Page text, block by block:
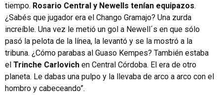
tiempo. Rosario Central y Newells tenían equipazos.
¿Sabés que jugador era el Chango Gramajo? Una zurda
increíble. Una vez le metió un gol a Newell´s en que sólo
pasó la pelota de la línea, la levantó y se la mostró a la
tribuna. ¿Cómo parabas al Guaso Kempes? También estaba
el Trinche Carlovich en Central Córdoba. El era de otro
planeta. Le dabas una pulpo y la llevaba de arco a arco con el
hombro y cabeceando”.